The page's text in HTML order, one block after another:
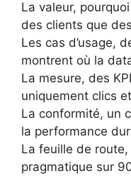
La valeur,
des clients que
Les cas d’usage,
montrent où la
La mesure, des
uniquement clics
La conformité, un
la performance
La feuille de
pragmatique sur